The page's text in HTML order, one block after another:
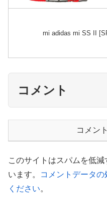
mi adidas mi SS II
コメント
コメン
このサイトはスパムを低
います。
コメントデータ
ください。